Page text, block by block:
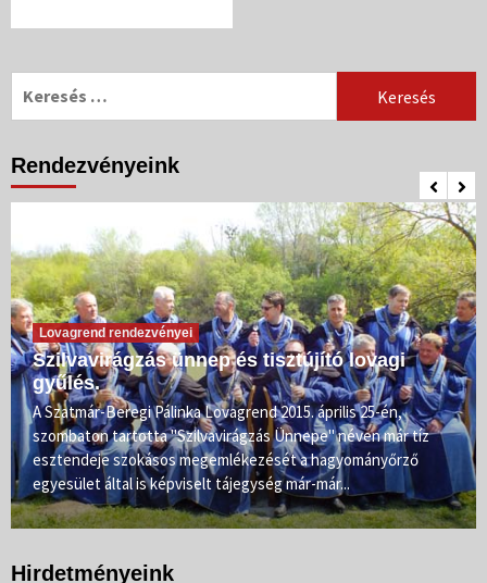
Keresés:
Rendezvényeink
Lovagrend rendezvényei
Szilvavirágzás ünnep és tisztújító lovagi
gyűlés.
A Szatmár-Beregi Pálinka Lovagrend 2015. április 25-én,
szombaton tartotta "Szilvavirágzás Ünnepe" néven már tíz
esztendeje szokásos megemlékezését a hagyományőrző
egyesület által is képviselt tájegység már-már...
Hirdetményeink